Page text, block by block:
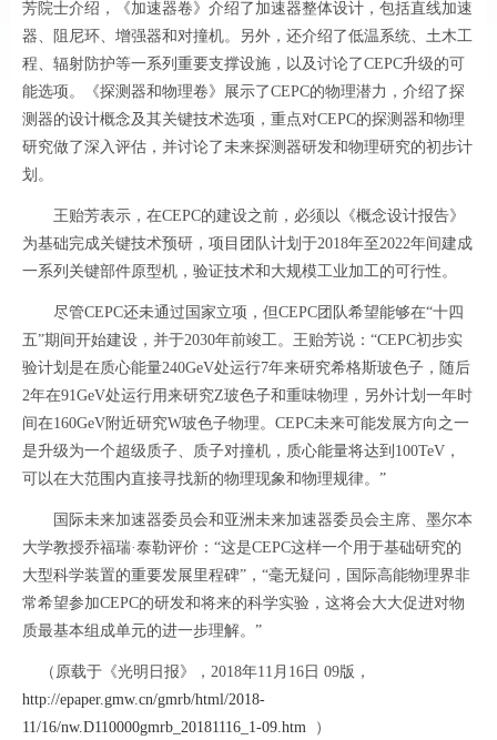
芳院士介绍，《加速器卷》介绍了加速器整体设计，包括直线加速
器、阻尼环、增强器和对撞机。另外，还介绍了低温系统、土木工
程、辐射防护等一系列重要支撑设施，以及讨论了CEPC升级的可
能选项。《探测器和物理卷》展示了CEPC的物理潜力，介绍了探
测器的设计概念及其关键技术选项，重点对CEPC的探测器和物理
研究做了深入评估，并讨论了未来探测器研发和物理研究的初步计
划。
王贻芳表示，在CEPC的建设之前，必须以《概念设计报告》
为基础完成关键技术预研，项目团队计划于2018年至2022年间建成
一系列关键部件原型机，验证技术和大规模工业加工的可行性。
尽管CEPC还未通过国家立项，但CEPC团队希望能够在“十四
五”期间开始建设，并于2030年前竣工。王贻芳说：“CEPC初步实
验计划是在质心能量240GeV处运行7年来研究希格斯玻色子，随后
2年在91GeV处运行用来研究Z玻色子和重味物理，另外计划一年时
间在160GeV附近研究W玻色子物理。CEPC未来可能发展方向之一
是升级为一个超级质子、质子对撞机，质心能量将达到100TeV，
可以在大范围内直接寻找新的物理现象和物理规律。”
国际未来加速器委员会和亚洲未来加速器委员会主席、墨尔本
大学教授乔福瑞·泰勒评价：“这是CEPC这样一个用于基础研究的
大型科学装置的重要发展里程碑”，“毫无疑问，国际高能物理界非
常希望参加CEPC的研发和将来的科学实验，这将会大大促进对物
质最基本组成单元的进一步理解。”
（原载于《光明日报》，2018年11月16日 09版，
http://epaper.gmw.cn/gmrb/html/2018-
11/16/nw.D110000gmrb_20181116_1-09.htm ）